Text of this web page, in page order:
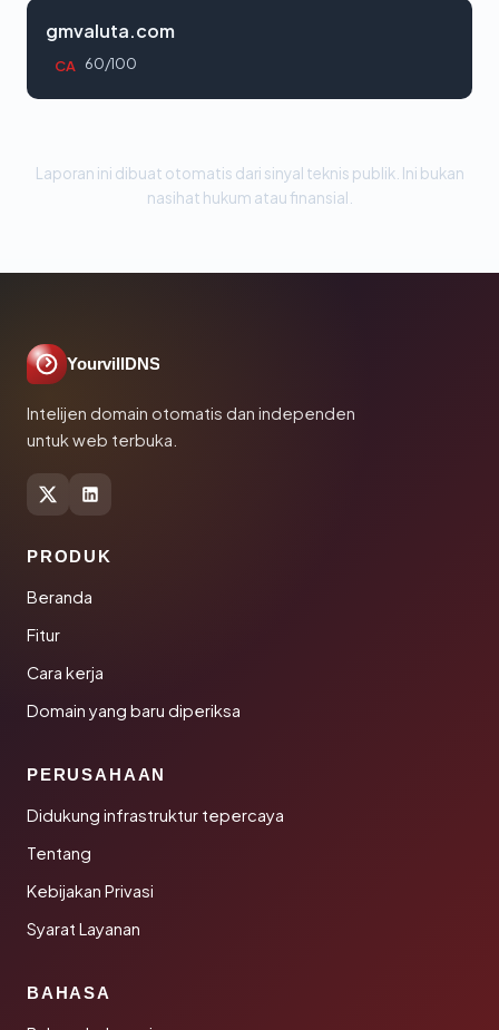
gmvaluta.com
CA 60/100
Laporan ini dibuat otomatis dari sinyal teknis publik. Ini bukan
nasihat hukum atau finansial.
YourvillDNS
Intelijen domain otomatis dan independen
untuk web terbuka.
PRODUK
Beranda
Fitur
Cara kerja
Domain yang baru diperiksa
PERUSAHAAN
Didukung infrastruktur tepercaya
Tentang
Kebijakan Privasi
Syarat Layanan
BAHASA